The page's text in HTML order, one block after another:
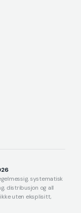
systematisk
distribusjon og all
uten eksplisitt,